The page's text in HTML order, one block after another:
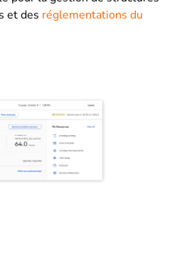
et des réglementations du